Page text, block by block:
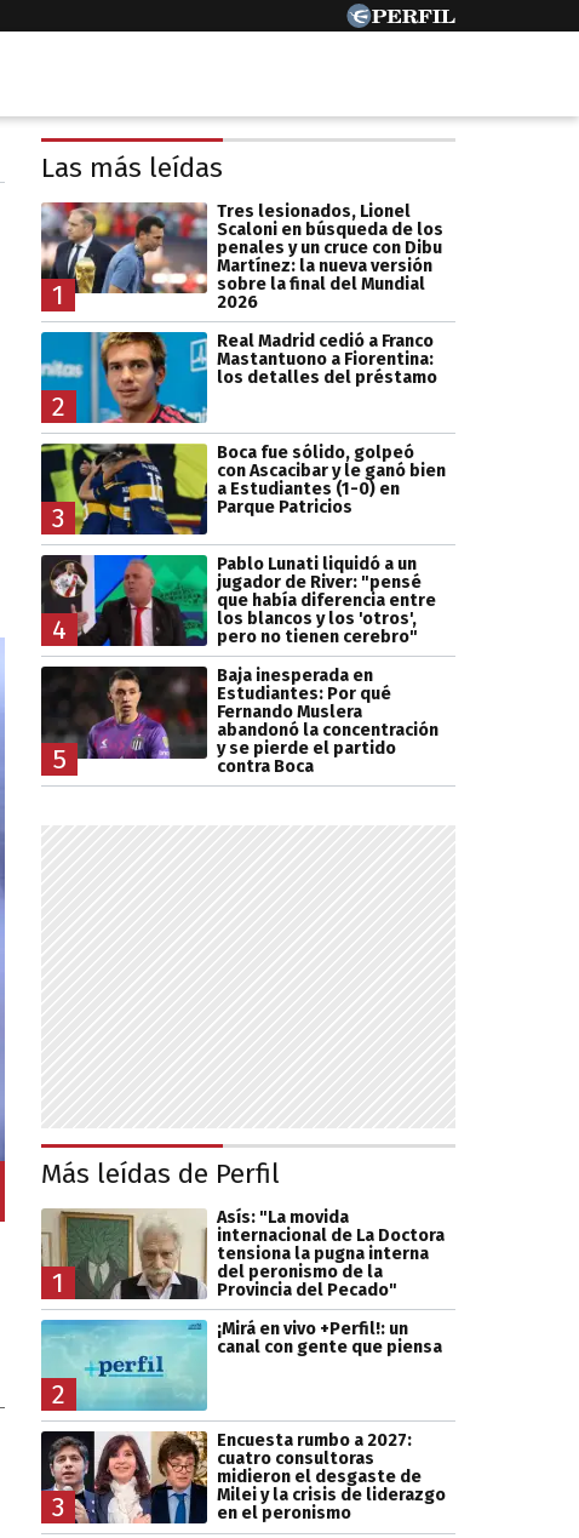
Las más leídas
1
Tres lesionados, Lionel
Scaloni en búsqueda de los
penales y un cruce con Dibu
Martínez: la nueva versión
sobre la final del Mundial
2026
2
Real Madrid cedió a Franco
Mastantuono a Fiorentina:
los detalles del préstamo
3
Boca fue sólido, golpeó
con Ascacibar y le ganó bien
a Estudiantes (1-0) en
Parque Patricios
4
Pablo Lunati liquidó a un
jugador de River: "pensé
que había diferencia entre
los blancos y los 'otros',
pero no tienen cerebro"
5
Baja inesperada en
Estudiantes: Por qué
Fernando Muslera
abandonó la concentración
y se pierde el partido
contra Boca
Más leídas de Perfil
1
Asís: "La movida
internacional de La Doctora
tensiona la pugna interna
del peronismo de la
Provincia del Pecado"
2
¡Mirá en vivo +Perfil!: un
canal con gente que piensa
3
Encuesta rumbo a 2027:
cuatro consultoras
midieron el desgaste de
Milei y la crisis de liderazgo
en el peronismo